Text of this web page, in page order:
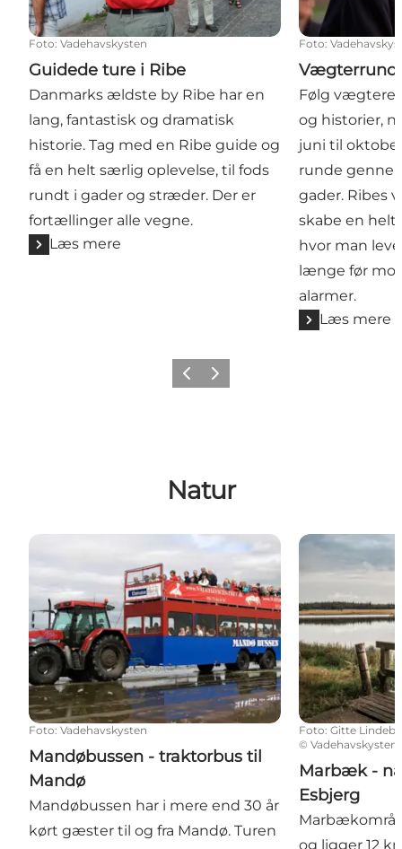
Foto: Vadehavskysten
Guidede ture i Ribe
Danmarks ældste by Ribe har en
lang, fantastisk og dramatisk
historie. Tag med en Ribe guide og
få en helt særlig oplevelse, til fods
rundt i gader og stræder. Der er
fortællinger alle vegne.
Læs mere
Foto:
Følg
og historier,
juni til
runde
gader. Ribes
skabe en
hvor man
længe før
alarmer.
Læs mere
ForrigeNæste
Natur
Mandøbussen - traktorbus til Mandø
Foto: Vadehavskysten
Mandøbussen - traktorbus til
Mandø
Mandøbussen har i mere end 30 år
kørt gæster til og fra Mandø. Turen
Marbæk -
Foto: Gitte
©Vadehavskysten
Marbæk -
Esbjerg
og ligger 12